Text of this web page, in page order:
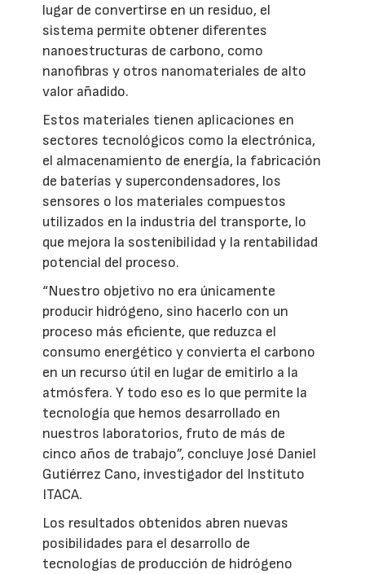
lugar de convertirse en un residuo, el
sistema permite obtener diferentes
nanoestructuras de carbono, como
nanofibras y otros nanomateriales de alto
valor añadido.
Estos materiales tienen aplicaciones en
sectores tecnológicos como la electrónica,
el almacenamiento de energía, la fabricación
de baterías y supercondensadores, los
sensores o los materiales compuestos
utilizados en la industria del transporte, lo
que mejora la sostenibilidad y la rentabilidad
potencial del proceso.
“Nuestro objetivo no era únicamente
producir hidrógeno, sino hacerlo con un
proceso más eficiente, que reduzca el
consumo energético y convierta el carbono
en un recurso útil en lugar de emitirlo a la
atmósfera. Y todo eso es lo que permite la
tecnología que hemos desarrollado en
nuestros laboratorios, fruto de más de
cinco años de trabajo”, concluye José Daniel
Gutiérrez Cano, investigador del Instituto
ITACA.
Los resultados obtenidos abren nuevas
posibilidades para el desarrollo de
tecnologías de producción de hidrógeno